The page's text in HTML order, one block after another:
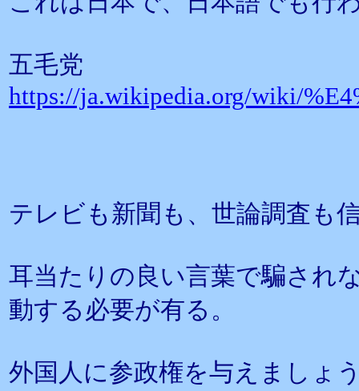
五毛党
https://ja.wikipedia.org/wiki/
テレビも新聞も、世論調査も
耳当たりの良い言葉で騙され
動する必要が有る。
外国人に参政権を与えましょ